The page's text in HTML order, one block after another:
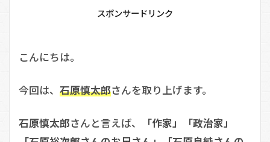
スポンサードリンク
こんにちは。
今回は、 石原慎太郎さんを取り上げます。
石原慎太郎さんと言えば、
「作家」「政治家」